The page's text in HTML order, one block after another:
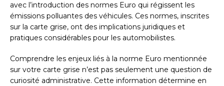
avec l’introduction des normes Euro qui régissent les
émissions polluantes des véhicules. Ces normes, inscrites
sur la carte grise, ont des implications juridiques et
pratiques considérables pour les automobilistes.
Comprendre les enjeux liés à la norme Euro mentionnée
sur votre carte grise n’est pas seulement une question de
curiosité administrative. Cette information détermine en